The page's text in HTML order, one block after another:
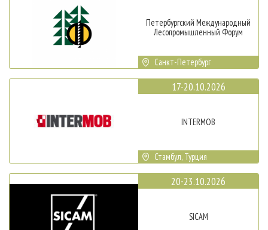
Петербургский Международный
Лесопромышленный Форум
Санкт-Петербург
17-20.10.2026
INTERMOB
Стамбул, Турция
20-23.10.2026
SICAM